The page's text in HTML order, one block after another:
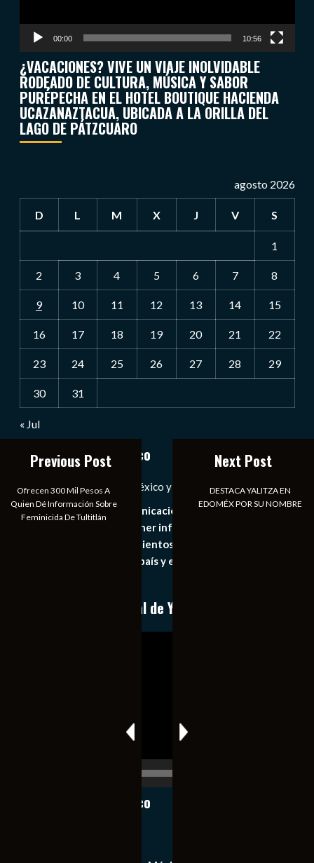
00:00 10:56
¿VACACIONES? VIVE UN VIAJE INOLVIDABLE
RODEADO DE CULTURA, MÚSICA Y SABOR
PURÉPECHA EN EL HOTEL BOUTIQUE HACIENDA
UCAZANAZTACUA, UBICADA A LA ORILLA DEL
LAGO DE PÁTZCUARO
agosto 2026
D L M X J V S
1
2 3 4 5 6 7 8
9 10 11 12 13 14 15
16 17 18 19 20 21 22
23 24 25 26 27 28 29
30 31
« Jul
Notiexpress de México
Las Noticias Diarias de México y el Mundo a Tu Alcance
Somos un medio de comunicación digital que tiene como
principal objetivo mantener informado al publico en
general de los acontecimientos mas recientes e
importantes de nuestro país y el mundo de forma eficaz,
Conoce nuestro canal de YouTube
Notiexpress de México
Previous Post
Ofrecen 300 Mil Pesos A
Quien Dé Información Sobre
Feminicida De Tultitlán
Next Post
DESTACA YALITZA EN
EDOMÉX POR SU NOMBRE